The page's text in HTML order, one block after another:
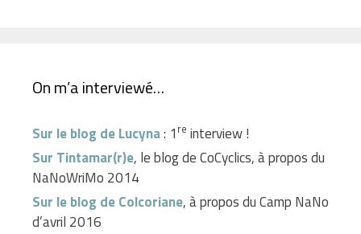
On m’a interviewé…
Sur le blog de Lucyna: 1 re interview !
Sur Tintamar(r)e, le blog de CoCyclics, à propos du
NaNoWriMo 2014
Sur le blog de Colcoriane, à propos du Camp NaNo
d’avril 2016